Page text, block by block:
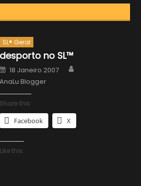
SL® Geral
desporto no SL™
Posted
on
18 Janeiro 2007
AnaLu Blogger
Share this:
Facebook X
Like this: